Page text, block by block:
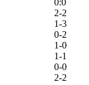
0:0
2-2
1-3
0-2
1-0
1-1
0-0
2-2